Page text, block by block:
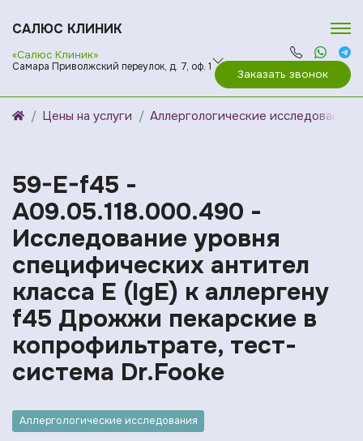
САЛЮС КЛИНИК
«Салюс Клиник»
Самара Приволжский переулок, д. 7, оф. 1
Заказать звонок
Цены на услуги Аллергологические исследования
59-E-f45 -
A09.05.118.000.490 -
Исследование уровня
специфических антител
класса E (IgE) к аллергену
f45 Дрожжи пекарские в
копрофильтрате, тест-
система Dr.Fooke
Аллергологические исследования